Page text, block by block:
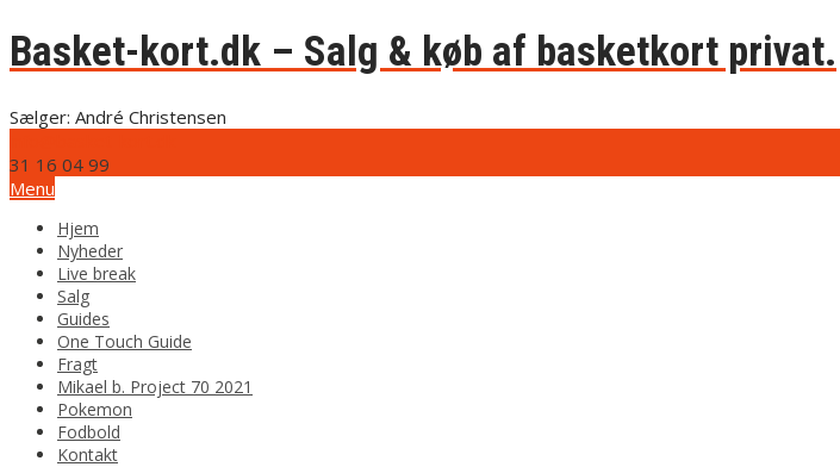
Basket-kort.dk – Salg & køb af basketkort privat.
Sælger: André Christensen
31 16 04 99
Menu
Hjem
Nyheder
Live break
Salg
Guides
One Touch Guide
Fragt
Mikael b. Project 70 2021
Pokemon
Fodbold
Kontakt